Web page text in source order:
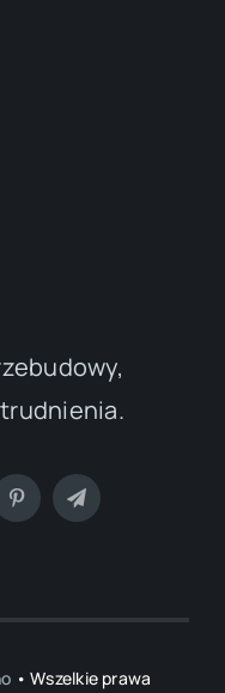
• Wszelkie prawa